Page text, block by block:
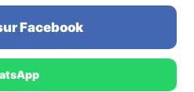
Facebook